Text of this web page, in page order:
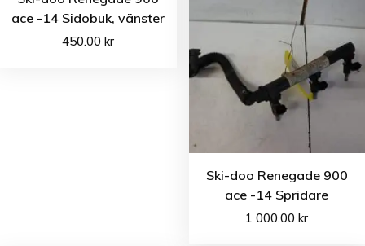
ace -14 Sidobuk, vänster
450.00kr
Ski-doo Renegade 900
ace -14 Spridare
1 000.00kr